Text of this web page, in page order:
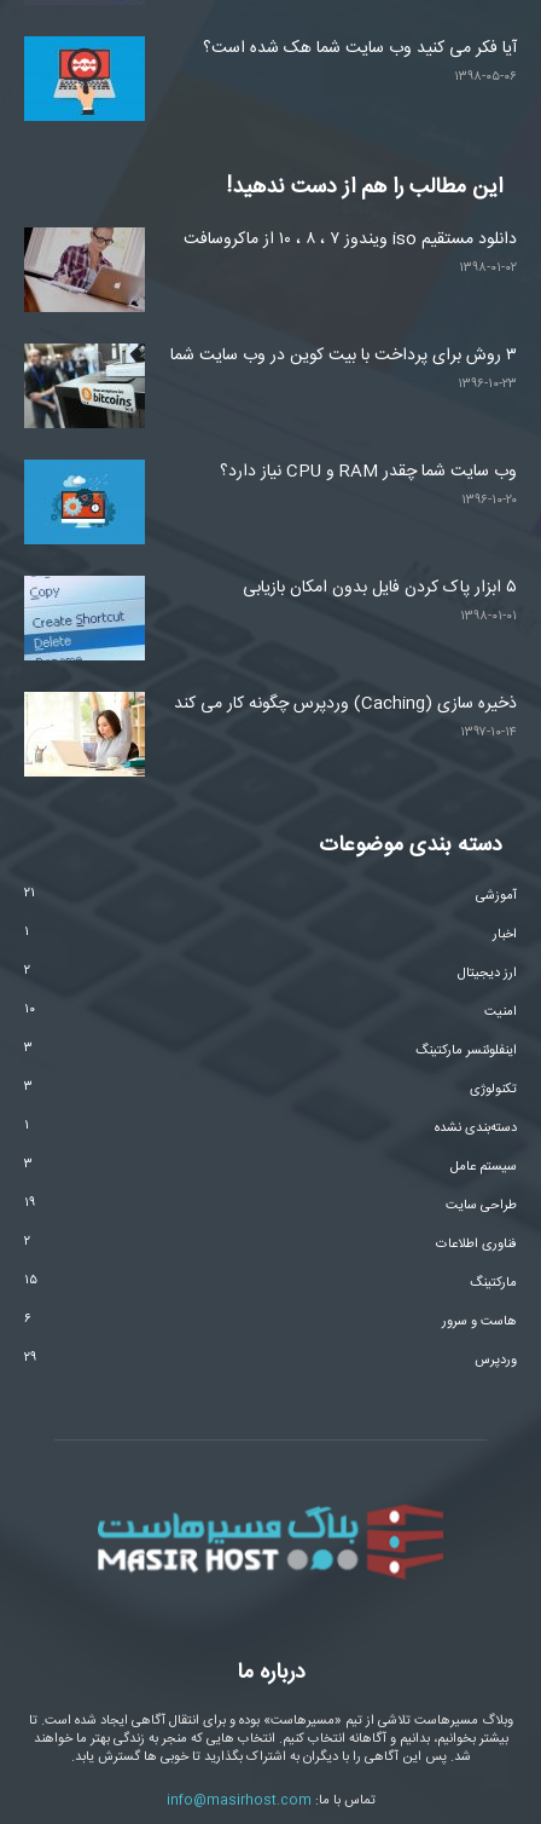
آیا فکر می کنید وب سایت شما هک شده است؟
۱۳۹۸-۰۵-۰۶
این مطالب را هم از دست ندهید!
دانلود مستقیم iso ویندوز ۷ ، ۸ ، ۱۰ از ماکروسافت
۱۳۹۸-۰۱-۰۲
۳ روش برای پرداخت با بیت کوین در وب سایت شما
۱۳۹۶-۱۰-۲۳
وب سایت شما چقدر RAM و CPU نیاز دارد؟
۱۳۹۶-۱۰-۲۰
۵ ابزار پاک کردن فایل بدون امکان بازیابی
۱۳۹۸-۰۱-۰۱
ذخیره سازی (Caching) وردپرس چگونه کار می کند
۱۳۹۷-۱۰-۱۴
دسته بندی موضوعات
آموزشی
۲۱
اخبار
۱
ارز دیجیتال
۲
امنیت
۱۰
اینفلوئنسر مارکتینگ
۳
تکنولوژی
۳
دسته‌بندی نشده
۱
سیستم عامل
۳
طراحی سایت
۱۹
فناوری اطلاعات
۲
مارکتینگ
۱۵
هاست و سرور
۶
وردپرس
۲۹
درباره ما
وبلاگ مسیرهاست تلاشی از تیم «مسیرهاست» بوده و برای انتقال آگاهی ایجاد شده است. تا
بیشتر بخوانیم، بدانیم و آگاهانه انتخاب کنیم. انتخاب هایی که منجر به زندگی بهتر ما خواهند
شد. پس این آگاهی را با دیگران به اشتراک بگذارید تا خوبی ها گسترش یابد.
تماس با ما: info@masirhost.com